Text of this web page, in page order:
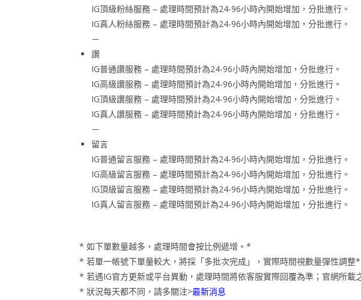
IG頂級粉絲服務 – 處理時間預計為24-96小時內開始增加，分批進行。
IG真人粉絲服務 – 處理時間預計為24-96小時內開始增加，分批進行。
－
讚
IG普通讚服務 – 處理時間預計為24-96小時內開始增加，分批進行。
IG高級讚服務 – 處理時間預計為24-96小時內開始增加，分批進行。
IG頂級讚服務 – 處理時間預計為24-96小時內開始增加，分批進行。
IG真人讚服務 – 處理時間預計為24-96小時內開始增加，分批進行。
－
留言
IG普通留言服務 – 處理時間預計為24-96小時內開始增加，分批進行。
IG高級留言服務 – 處理時間預計為24-96小時內開始增加，分批進行。
IG頂級留言服務 – 處理時間預計為24-96小時內開始增加，分批進行。
IG真人留言服務 – 處理時間預計為24-96小時內開始增加，分批進行。
* 如下單數量越多，處理時間會按比例遞增。*
* 若單一帳號下單量較大，將採「多批次完成」，實際時間視數量彈性調整*
* 若遇IG官方更新或平台異動，處理時間將依客服實際回覆為準；官網所載
* 狀況每天都不同，請多關注>最新消息